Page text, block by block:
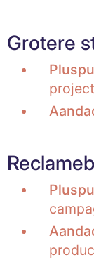
Grotere